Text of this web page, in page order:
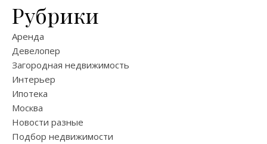
Рубрики
Аренда
Девелопер
Загородная недвижимость
Интерьер
Ипотека
Москва
Новости разные
Подбор недвижимости